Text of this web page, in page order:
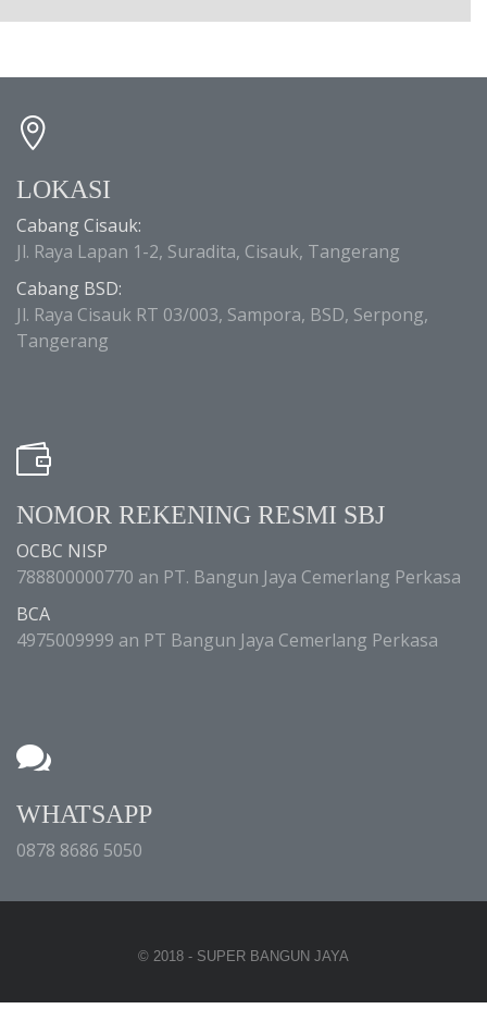
LOKASI
Cabang Cisauk:
Jl. Raya Lapan 1-2, Suradita, Cisauk, Tangerang
Cabang BSD:
Jl. Raya Cisauk RT 03/003, Sampora, BSD, Serpong,
Tangerang
NOMOR REKENING RESMI SBJ
OCBC NISP
788800000770 an PT. Bangun Jaya Cemerlang Perkasa
BCA
4975009999 an PT Bangun Jaya Cemerlang Perkasa
WHATSAPP
0878 8686 5050
© 2018 - SUPER BANGUN JAYA